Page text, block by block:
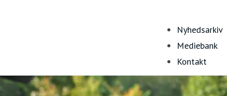
Nyhedsarkiv
Mediebank
Kontakt